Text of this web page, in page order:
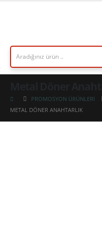
PROMOSYON ÜRÜNLERI
METAL DÖNER ANAHTARLIK